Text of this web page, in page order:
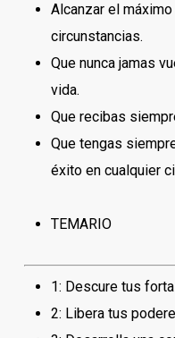
Alcanzar el
circunstancias.
Que nunca jamas
vida.
Que recibas
Que tengas
éxito en cualquier
TEMARIO
1: Descure tus
2: Libera tus